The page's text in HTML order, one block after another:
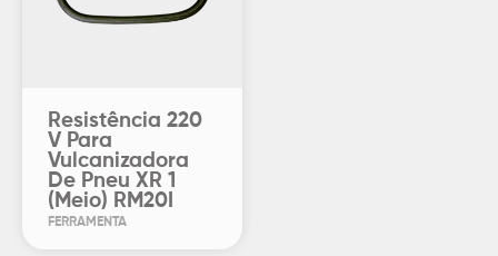
Resistência 220
V Para
Vulcanizadora
De Pneu XR 1
(Meio) RM20I
FERRAMENTA